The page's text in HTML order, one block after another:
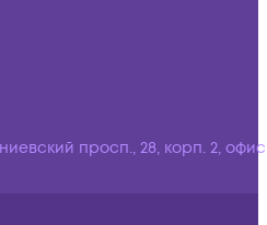
просп., 28, корп. 2,